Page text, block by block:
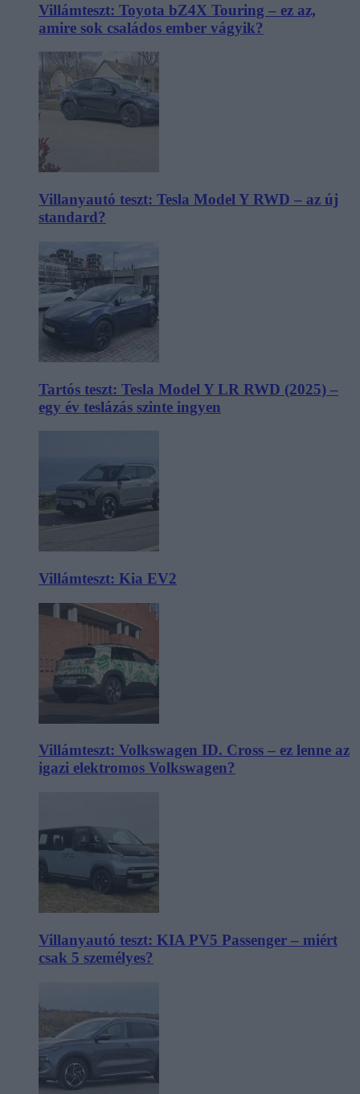
Villámteszt: Toyota bZ4X Touring – ez az,
amire sok családos ember vágyik?
Villanyautó teszt: Tesla Model Y RWD – az új
standard?
Tartós teszt: Tesla Model Y LR RWD (2025) –
egy év teslázás szinte ingyen
Villámteszt: Kia EV2
Villámteszt: Volkswagen ID. Cross – ez lenne az
igazi elektromos Volkswagen?
Villanyautó teszt: KIA PV5 Passenger – miért
csak 5 személyes?